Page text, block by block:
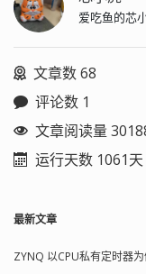
爱吃鱼的芯
文章数 68
评论数 1
文章阅读量
运行天数 1061天
最新文章
ZYNQ 以CPU私有定时器